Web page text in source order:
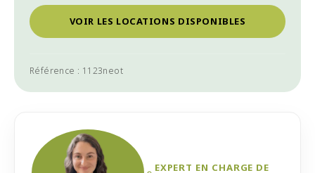
VOIR LES LOCATIONS DISPONIBLES
Référence : 1123neot
EXPERT EN CHARGE DE